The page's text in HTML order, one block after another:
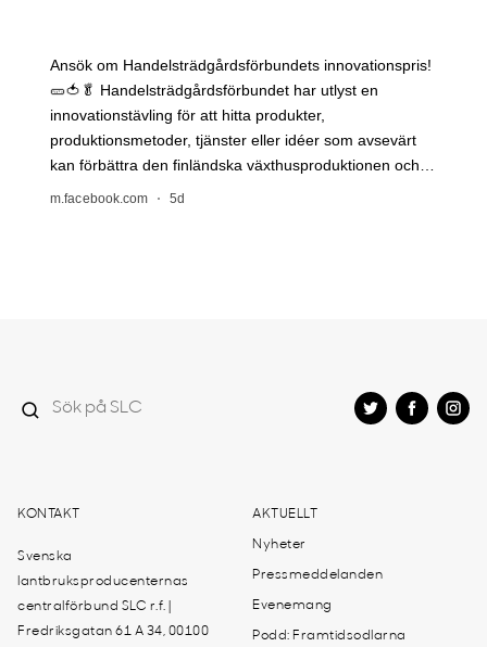
KONTAKT
Svenska
lantbruksproducenternas
centralförbund SLC r.f. |
Fredriksgatan 61 A 34, 00100
AKTUELLT
Nyheter
Pressmeddelanden
Evenemang
Podd: Framtidsodlarna